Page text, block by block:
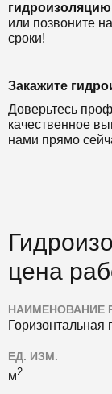
или позвоните
сроки!
Закажите
Доверьтесь
качественное
нами прямо
цена
НАИМЕНОВАНИЕ
ЕД. ИЗМ.
м2